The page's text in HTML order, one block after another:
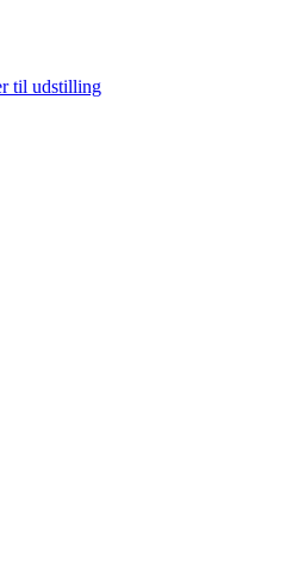
til udstilling